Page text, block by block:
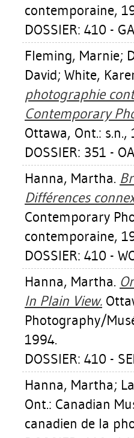
contemporaine,
DOSSIER: 410 -
Fleming, Marnie;
David; White,
photographie
Contemporary
Ottawa, Ont.: s.n.,
DOSSIER: 351 -
Hanna, Martha.
Différences
Contemporary
contemporaine,
DOSSIER: 410 -
Hanna, Martha.
In Plain View.
Photography/
1994.
DOSSIER: 410 -
Hanna, Martha;
Ont.: Canadian
canadien de la